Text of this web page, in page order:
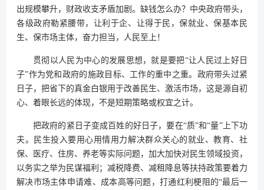
出规模攀升，财政收支矛盾加剧。缺钱怎么办？中央政府带头，
各级政府勒紧腰带，让利于企、让得于民，保就业、保基本民
生、保市场主体，奋力担当，人民至上！
贯彻以人民为中心的发展思想，就是要把“让人民过上好日
子”作为党和政府的施政目标、工作的重中之重。政府带头过紧
日子，把省下的真金白银用于改善民生、激活市场，这是源自初
心、着眼长远的体现，不是短期策略或权宜之计。
把政府的紧日子变成百姓的好日子，要在“质”和“量”上下功
夫。民生投入要用心用情用力解决群众关心的就业、教育、社
保、医疗、住房、养老等实际问题，加大加快对民生领域投资，
以务实之举为民谋福利；减税降费、减租降息等扶持政策要着力
解决市场主体申请难、成本高等问题，打通红利梗阻的“最后一